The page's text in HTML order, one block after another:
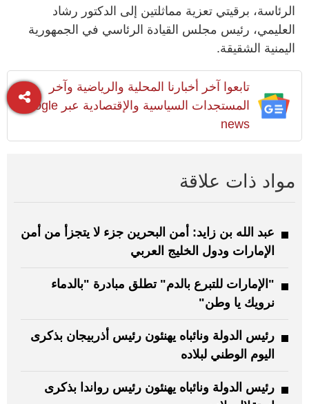
الرئاسة، برقيتي تعزية مماثلتين إلى الدكتور رشاد
العليمي، رئيس مجلس القيادة الرئاسي في الجمهورية
اليمنية الشقيقة.
تابعوا آخر أخبارنا المحلية والرياضية وآخر
المستجدات السياسية والإقتصادية عبر Google
news
مواد ذات علاقة
عبد الله بن زايد: أمن البحرين جزء لا يتجزأ من أمن
الإمارات ودول الخليج العربي
"الإمارات للتبرع بالدم" تطلق مبادرة "بالدماء
نرويك يا وطن"
رئيس الدولة ونائباه يهنئون رئيس أذربيجان بذكرى
اليوم الوطني لبلاده
رئيس الدولة ونائباه يهنئون رئيس رواندا بذكرى